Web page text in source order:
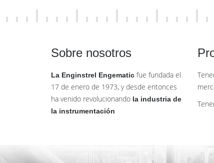
Sobre nosotros
La Enginstrel Engematic fue fundada el
17 de enero de 1973, y desde entonces
ha venido revolucionando la industria de
la instrumentación